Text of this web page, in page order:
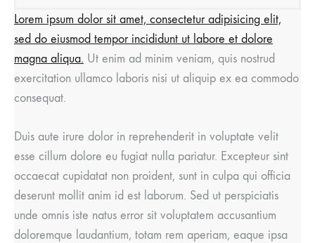
Lorem ipsum dolor sit amet, consectetur adipisicing elit,
sed do eiusmod tempor incididunt ut labore et dolore
magna aliqua. Ut enim ad minim veniam, quis nostrud
exercitation ullamco laboris nisi ut aliquip ex ea commodo
consequat.
Duis aute irure dolor in reprehenderit in voluptate velit
esse cillum dolore eu fugiat nulla pariatur. Excepteur sint
occaecat cupidatat non proident, sunt in culpa qui officia
deserunt mollit anim id est laborum. Sed ut perspiciatis
unde omnis iste natus error sit voluptatem accusantium
doloremque laudantium, totam rem aperiam, eaque ipsa